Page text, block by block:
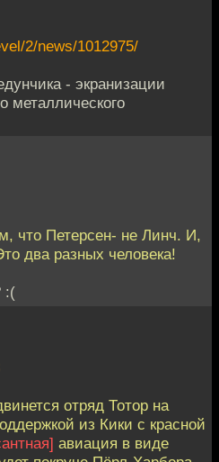
2/news/1012975/
- экранизации
металлического
что Петерсен- не Линч. И,
два разных человека!
:(
отряд Тотор на
из Кики с красной
авиация в виде